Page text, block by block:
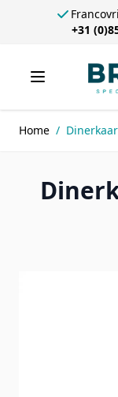
+31
Ga direct door naar
Home /